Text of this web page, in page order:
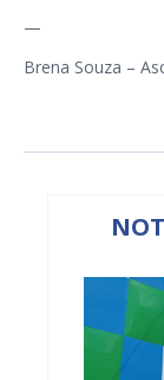
—
Brena Souza –